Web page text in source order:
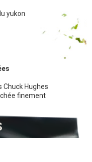
yukon
Hughes
finement